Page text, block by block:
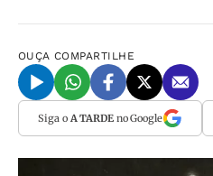
OUÇA COMPARTILHE
Siga o A TARDEno Google